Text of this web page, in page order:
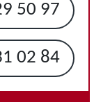
50 97
02 84